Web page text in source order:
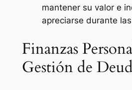
mantener su valor e
apreciarse durante
Finanzas
Gestión de